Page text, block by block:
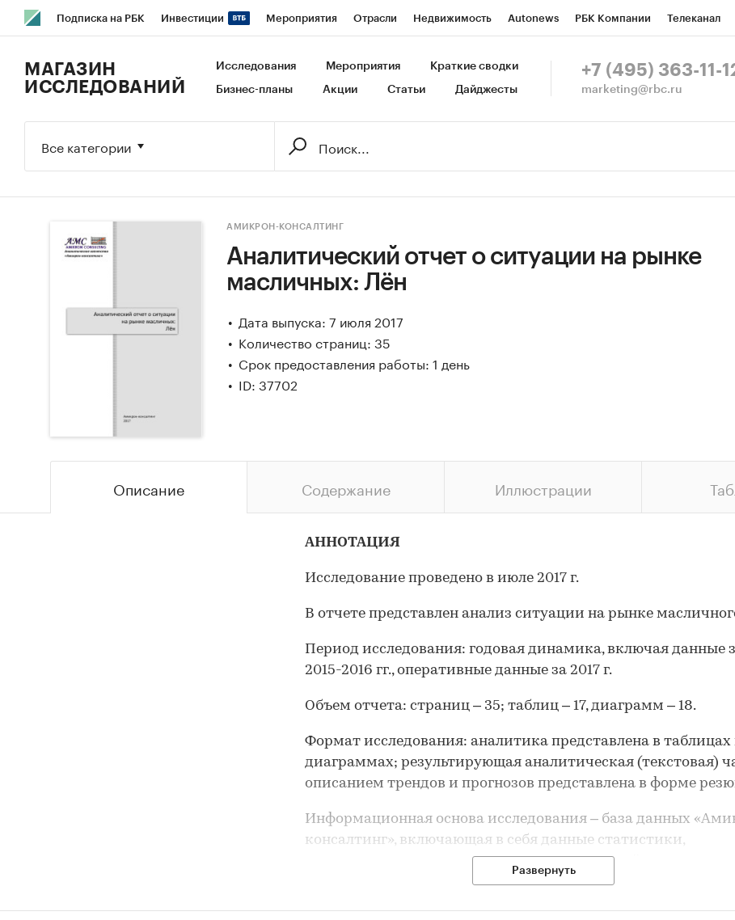
Подписка на РБК Инвестиции Мероприятия Отрасли Недвижимость Autonews РБК Компании Телеканал
Исследования Кредитные рейтинги Франшизы Газета Спецпроекты СПб Конференции СПб Спецпроекты
МАГАЗИН
ИССЛЕДОВАНИЙ
Исследования Мероприятия Краткие сводки
Бизнес-планы Акции Статьи Дайджесты
+7 (495) 363-11-
marketing@rbc.ru
Все категории
АМИКРОН-КОНСАЛТИНГ
Аналитический отчет о ситуации на рынке
масличных: Лён
Дата выпуска: 7 июля 2017
Количество страниц: 35
Срок предоставления работы: 1 день
ID: 37702
Описание Содержание Иллюстрации
АННОТАЦИЯ
Исследование проведено в июле 2017 г.
В отчете представлен анализ ситуации на рынке
Период исследования: годовая динамика, включая данные
2015-2016 гг., оперативные данные за 2017 г.
Объем отчета: страниц – 35; таблиц – 17, диаграмм – 18.
Формат исследования: аналитика представлена в таблицах
диаграммах; результирующая аналитическая (текстовая)
описанием трендов и прогнозов представлена в форме
Информационная основа исследования – база данных
консалтинг», включающая в себя данные статистики,
министерств и ведомств, аналитических и рейтинговых
собственные расчеты и оценки.
Развернуть